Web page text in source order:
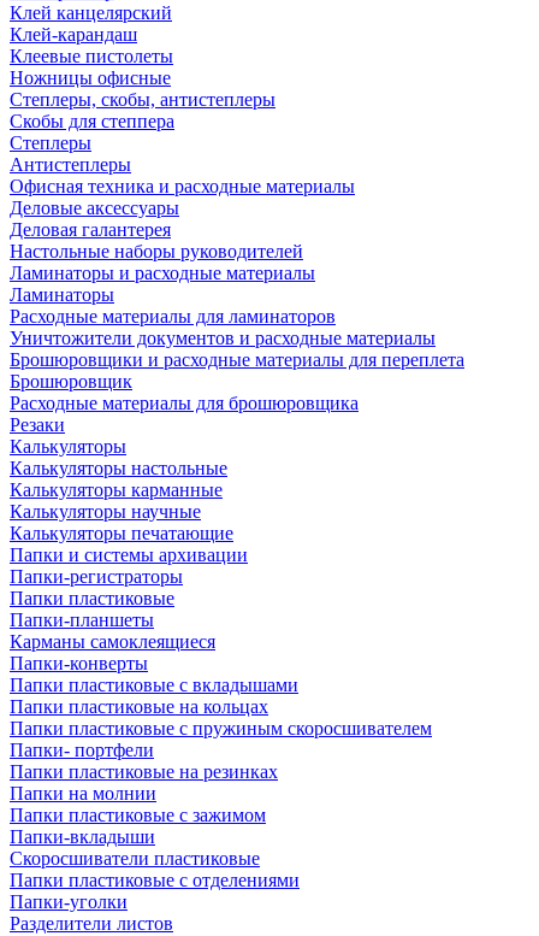
Клей канцелярский
Клей-карандаш
Клеевые пистолеты
Ножницы офисные
Степлеры, скобы, антистеплеры
Скобы для степпера
Степлеры
Антистеплеры
Офисная техника и расходные материалы
Деловые аксессуары
Деловая галантерея
Настольные наборы руководителей
Ламинаторы и расходные материалы
Ламинаторы
Расходные материалы для ламинаторов
Уничтожители документов и расходные материалы
Брошюровщики и расходные материалы для переплета
Брошюровщик
Расходные материалы для брошюровщика
Резаки
Калькуляторы
Калькуляторы настольные
Калькуляторы карманные
Калькуляторы научные
Калькуляторы печатающие
Папки и системы архивации
Папки-регистраторы
Папки пластиковые
Папки-планшеты
Карманы самоклеящиеся
Папки-конверты
Папки пластиковые с вкладышами
Папки пластиковые на кольцах
Папки пластиковые с пружиным скоросшивателем
Папки- портфели
Папки пластиковые на резинках
Папки на молнии
Папки пластиковые с зажимом
Папки-вкладыши
Скоросшиватели пластиковые
Папки пластиковые с отделениями
Папки-уголки
Разделители листов